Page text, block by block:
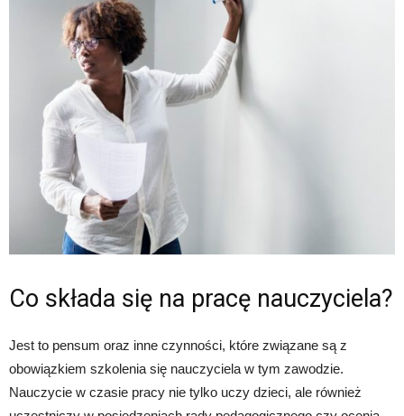
Co składa się na pracę nauczyciela?
Jest to pensum oraz inne czynności, które związane są z
obowiązkiem szkolenia się nauczyciela w tym zawodzie.
Nauczycie w czasie pracy nie tylko uczy dzieci, ale również